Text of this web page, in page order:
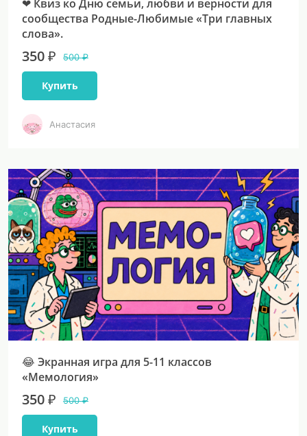
❤ Квиз ко Дню семьи, любви и верности для
сообщества Родные-Любимые «Три главных
слова».
350 ₽ 500 ₽
Купить
Анастасия
😂 Экранная игра для 5-11 классов
«Мемология»
350 ₽ 500 ₽
Купить